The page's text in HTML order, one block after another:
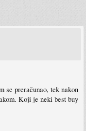
se preračunao, tek nakon
Koji je neki best buy